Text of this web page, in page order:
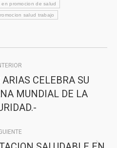
promocion de salud
salud trabajo
Publicación
anterior:
CELEBRA SU
MUNDIAL DE LA